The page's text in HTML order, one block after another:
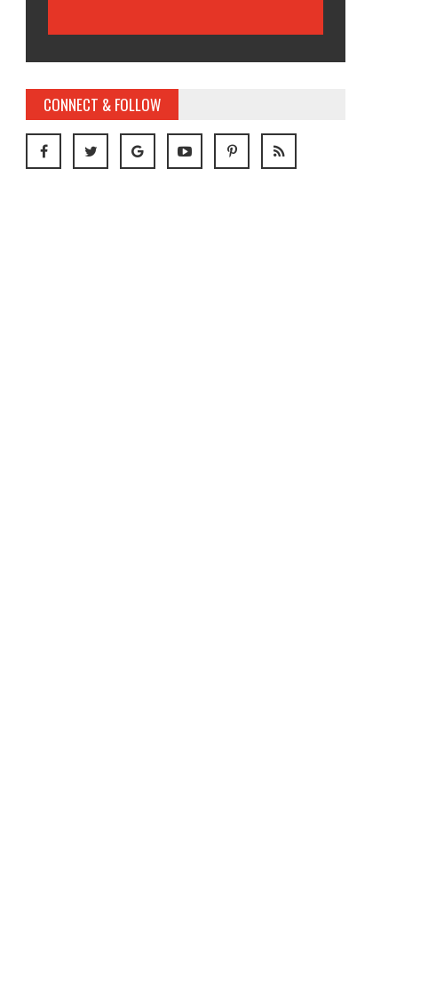
CONNECT & FOLLOW